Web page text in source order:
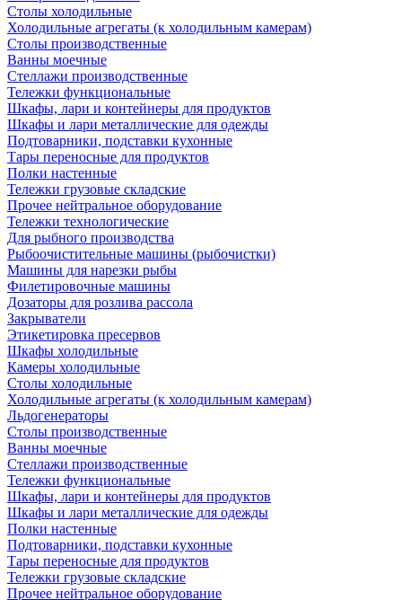
Столы холодильные
Холодильные агрегаты (к холодильным камерам)
Столы производственные
Ванны моечные
Стеллажи производственные
Тележки функциональные
Шкафы, лари и контейнеры для продуктов
Шкафы и лари металлические для одежды
Подтоварники, подставки кухонные
Тары переносные для продуктов
Полки настенные
Тележки грузовые складские
Прочее нейтральное оборудование
Тележки технологические
Для рыбного производства
Рыбоочистительные машины (рыбочистки)
Машины для нарезки рыбы
Филетировочные машины
Дозаторы для розлива рассола
Закрыватели
Этикетировка пресервов
Шкафы холодильные
Камеры холодильные
Столы холодильные
Холодильные агрегаты (к холодильным камерам)
Льдогенераторы
Столы производственные
Ванны моечные
Стеллажи производственные
Тележки функциональные
Шкафы, лари и контейнеры для продуктов
Шкафы и лари металлические для одежды
Полки настенные
Подтоварники, подставки кухонные
Тары переносные для продуктов
Тележки грузовые складские
Прочее нейтральное оборудование